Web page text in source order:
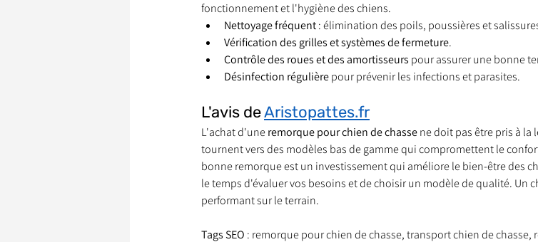
fonctionnement et l'hygiène des chiens.
Nettoyage fréquent : élimination des poils, poussières et
Vérification des grilles et systèmes de fermeture.
Contrôle des roues et des amortisseurs pour assurer une bonne
Désinfection régulière pour prévenir les infections et parasites.
L'avis de Aristopattes.fr
L'achat d'une remorque pour chien de chasse ne doit pas être pris à la
tournent vers des modèles bas de gamme qui compromettent le
bonne remorque est un investissement qui améliore le bien-être des
le temps d'évaluer vos besoins et de choisir un modèle de qualité. Un
performant sur le terrain.
Tags SEO : remorque pour chien de chasse, transport chien de